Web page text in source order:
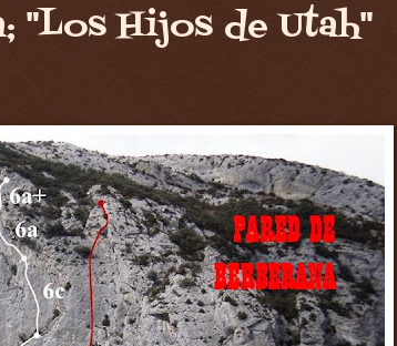
"Los Hijos de Utah"